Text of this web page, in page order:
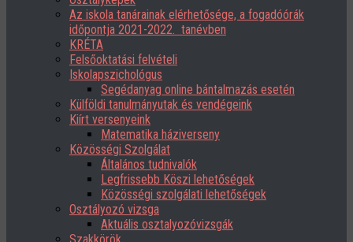
Az iskola tanárainak elérhetősége, a fogadóórák
időpontja 2021-2022. tanévben
KRÉTA
Felsőoktatási felvételi
Iskolapszichológus
Segédanyag online bántalmazás esetén
Külföldi tanulmányutak és vendégeink
Kiírt versenyeink
Matematika háziverseny
Közösségi Szolgálat
Általános tudnivalók
Legfrissebb Köszi lehetőségek
Közösségi szolgálati lehetőségek
Osztályozó vizsga
Aktuális osztalyozóvizsgák